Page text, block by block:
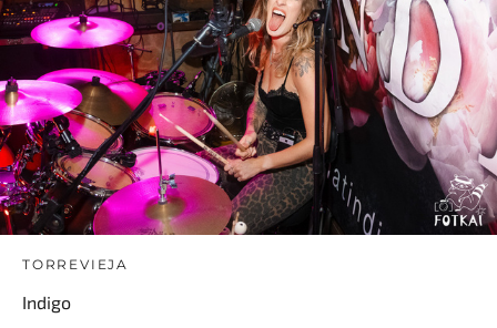
TORREVIEJA
Indigo